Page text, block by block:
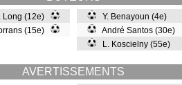
Long (12e)
(15e)
Y. Benayoun (4e)
André Santos (30e)
L. Koscielny (55e)
AVERTISSEMENTS